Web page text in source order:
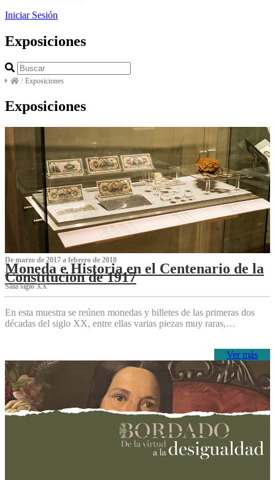
Iniciar Sesión
Exposiciones
/ Exposiciones
Exposiciones
De marzo de 2017 a febrero de 2018
Moneda e Historia en el Centenario de la
Constitución de 1917
Sala siglo XX
En esta muestra se reúnen monedas y billetes de las primeras dos
décadas del siglo XX, entre ellas varias piezas muy raras,…
Ver más